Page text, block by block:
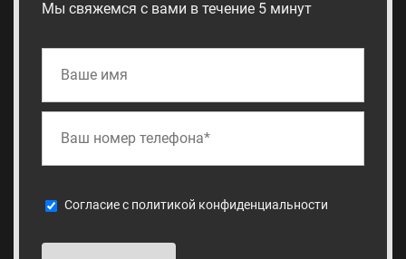
Мы свяжемся с вами в течение 5 минут
Cогласие с политикой конфиденциальности